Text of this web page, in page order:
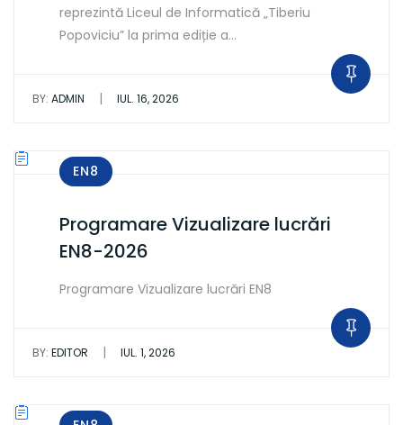
reprezintă Liceul de Informatică „Tiberiu
Popoviciu” la prima ediție a…
BY: ADMIN | IUL. 16, 2026
EN8
Programare Vizualizare lucrări
EN8-2026
Programare Vizualizare lucrări EN8
BY: EDITOR | IUL. 1, 2026